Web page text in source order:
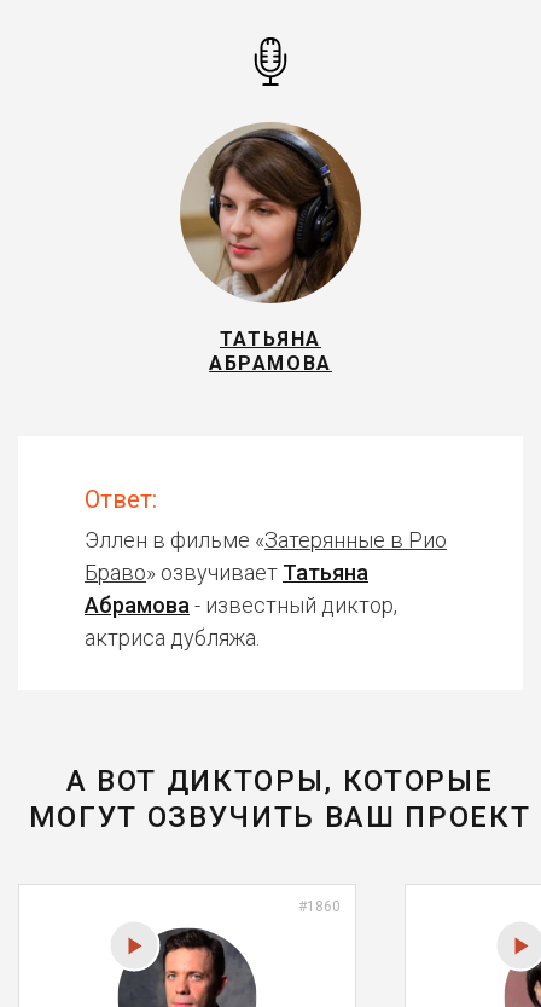
ТАТЬЯНА
АБРАМОВА
Ответ:
Эллен в фильме «Затерянные в Рио
Браво» озвучивает Татьяна
Абрамова - известный диктор,
актриса дубляжа.
А ВОТ ДИКТОРЫ, КОТОРЫЕ
МОГУТ ОЗВУЧИТЬ ВАШ ПРОЕКТ
#1860